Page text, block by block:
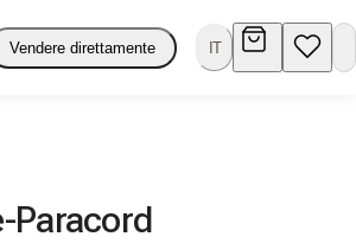
Vendere direttamente IT
Paracord